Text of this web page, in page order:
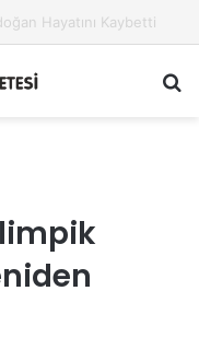
Kritik Uyarı